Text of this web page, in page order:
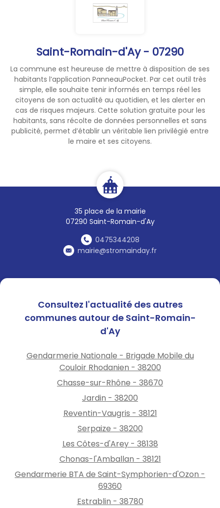
Saint-Romain-d'Ay - 07290
La commune est heureuse de mettre à disposition de ses
habitants l’application PanneauPocket. Par cet outil très
simple, elle souhaite tenir informés en temps réel les
citoyens de son actualité au quotidien, et les alerter en
cas de risques majeurs. Cette solution gratuite pour les
habitants, sans récolte de données personnelles et sans
publicité, permet d’établir un véritable lien privilégié entre
le maire et ses citoyens.
35 place de la mairie
07290 Saint-Romain-d'Ay
0475344208
mairie@stromainday.fr
Consultez l'actualité des autres
communes autour de Saint-Romain-
d'Ay
Gendarmerie Nationale - Brigade Mobile du
Couloir Rhodanien - 38200
Chasse-sur-Rhône - 38670
Jardin - 38200
Reventin-Vaugris - 38121
Serpaize - 38200
Les Côtes-d'Arey - 38138
Chonas-l'Amballan - 38121
Gendarmerie BTA de Saint-Symphorien-d'Ozon -
69360
Estrablin - 38780